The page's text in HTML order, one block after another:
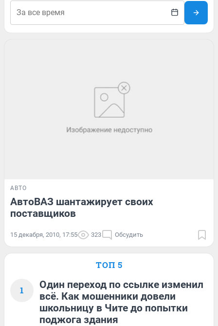
АВТО
АвтоВАЗ шантажирует своих
поставщиков
15 декабря, 2010, 17:55 323 Обсудить
ТОП 5
1
Один переход по ссылке изменил
всё. Как мошенники довели
школьницу в Чите до попытки
поджога здания